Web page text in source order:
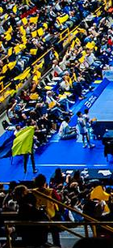
ai tecnici
buona
i tifosi scaligeri
gas sales